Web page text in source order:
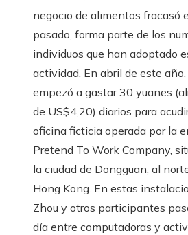
negocio de alimentos fracasó
pasado, forma parte de los
individuos que han adoptado
actividad. En abril de este año,
empezó a gastar 30 yuanes
de US$4,20) diarios para
oficina ficticia operada por la
Pretend To Work Company,
la ciudad de Dongguan, al
Hong Kong. En estas
Zhou y otros participantes
día entre computadoras y